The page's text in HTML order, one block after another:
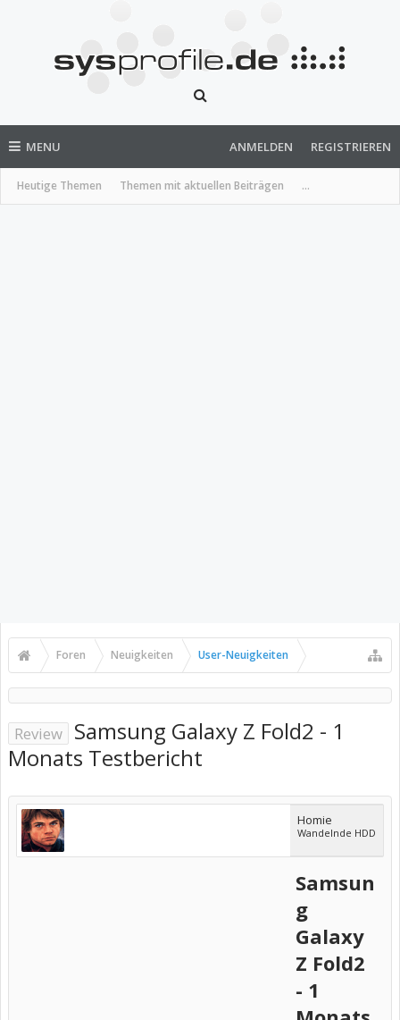
MENU
Heutige Themen Themen mit aktuellen Beiträgen ...
ANMELDEN REGISTRIEREN
Foren Neuigkeiten User-Neuigkeiten
Review
Samsung Galaxy Z Fold2 - 1
Monats Testbericht
Homie
Wandelnde HDD
Samsun
g
Galaxy
Z Fold2
- 1